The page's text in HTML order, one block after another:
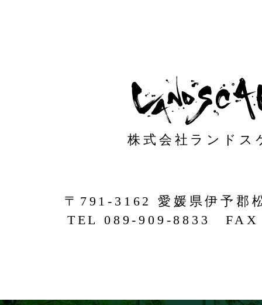
〒791-3162 愛媛県伊予郡
TEL 089-909-8833 FAX
株式会社ランドス